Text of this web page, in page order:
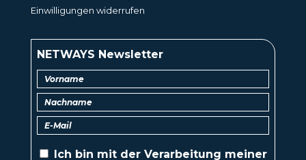
Einwilligungen widerrufen
NETWAYS Newsletter
Ich bin mit der Verarbeitung meiner